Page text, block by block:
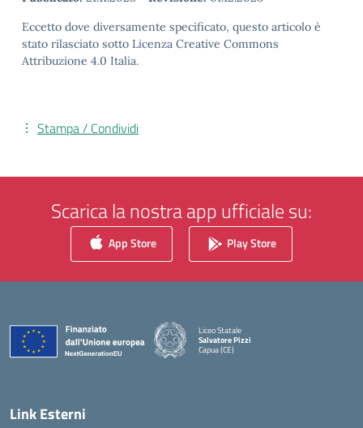
Eccetto dove diversamente specificato, questo articolo è
stato rilasciato sotto Licenza Creative Commons
Attribuzione 4.0 Italia.
Stampa / Condividi
Scarica la nostra app ufficiale su:
App Store Play Store
Liceo Statale
Salvatore Pizzi
Capua (CE)
— Visita la pagina iniziale della scuola
Link Esterni